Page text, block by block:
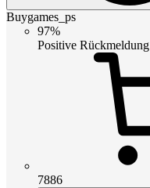
Buygames_ps
97%
Positive Rückmeldung
7886